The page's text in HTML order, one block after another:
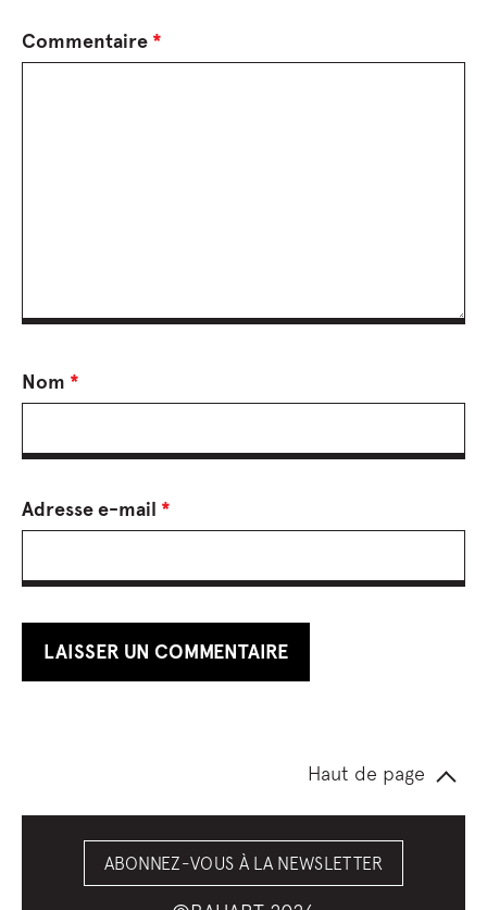
Nom *
Adresse e-mail *
Commentaire *
Haut de page
ABONNEZ-VOUS À LA NEWSLETTER